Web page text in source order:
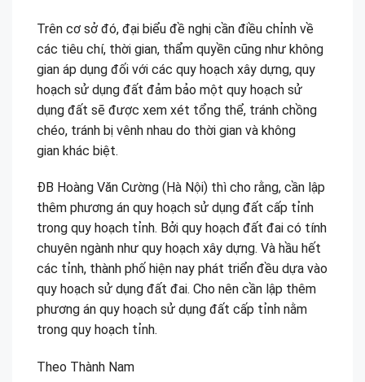
Trên cơ sở đó, đại biểu đề nghị cần điều chỉnh về
các tiêu chí, thời gian, thẩm quyền cũng như không
gian áp dụng đối với các quy hoạch xây dựng, quy
hoạch sử dụng đất đảm bảo một quy hoạch sử
dụng đất sẽ được xem xét tổng thể, tránh chồng
chéo, tránh bị vênh nhau do thời gian và không
gian khác biệt.
ĐB Hoàng Văn Cường (Hà Nội) thì cho rằng, cần lập
thêm phương án quy hoạch sử dụng đất cấp tỉnh
trong quy hoạch tỉnh. Bởi quy hoạch đất đai có tính
chuyên ngành như quy hoạch xây dựng. Và hầu hết
các tỉnh, thành phố hiện nay phát triển đều dựa vào
quy hoạch sử dụng đất đai. Cho nên cần lập thêm
phương án quy hoạch sử dụng đất cấp tỉnh nằm
trong quy hoạch tỉnh.
Theo Thành Nam